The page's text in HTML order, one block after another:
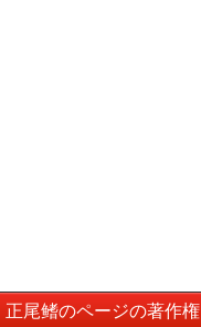
正尾鳍のページの著作権